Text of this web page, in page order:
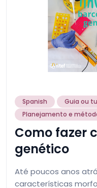
Spanish Guia ou
Planejamento e
Como fazer
genético
Até poucos anos
características